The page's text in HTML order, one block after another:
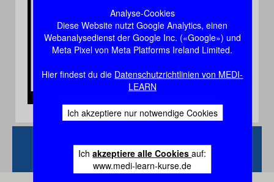
Analyse-Cookies
Diese Website nutzt Google Analytics, einen
Webanalysedienst der Google Inc. («Google») und
Meta Pixel von Meta Platforms Ireland Limited.
Hier findest du die Datenschutzrichtlinien von MEDI-
LEARN
Ich akzeptiere nur notwendige Cookies
Ichakzeptiere alle Cookiesauf:
www.medi-learn-kurse.de
Video
Zurück
Vertrag
widerrufen